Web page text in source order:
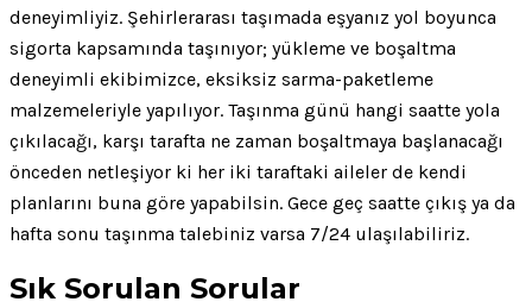
deneyimliyiz. Şehirlerarası taşımada eşyanız yol boyunca
sigorta kapsamında taşınıyor; yükleme ve boşaltma
deneyimli ekibimizce, eksiksiz sarma-paketleme
malzemeleriyle yapılıyor. Taşınma günü hangi saatte yola
çıkılacağı, karşı tarafta ne zaman boşaltmaya başlanacağı
önceden netleşiyor ki her iki taraftaki aileler de kendi
planlarını buna göre yapabilsin. Gece geç saatte çıkış ya da
hafta sonu taşınma talebiniz varsa 7/24 ulaşılabiliriz.
Sık Sorulan Sorular